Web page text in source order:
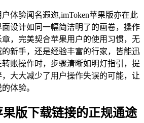
体验闻名遐迩,imToken苹果版亦在此
设计如同一幅简洁明了的画卷，操作
，完美契合苹果用户的使用习惯，无
新手，还是经验丰富的行家，皆能迅
账操作时，步骤清晰如明灯指引，提
大大减少了用户操作失误的可能，让
体验。
版下载链接的正规通途